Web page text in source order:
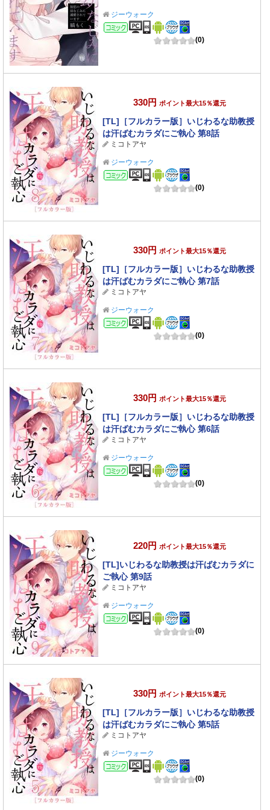
ジーウォーク
コミック
(0)
330円 ポイント最大15％還元
[TL]［フルカラー版］いじわるな助教授
は汗ばむカラダにご執心 第8話
ミコトアヤ
ジーウォーク
コミック
(0)
330円 ポイント最大15％還元
[TL]［フルカラー版］いじわるな助教授
は汗ばむカラダにご執心 第7話
ミコトアヤ
ジーウォーク
コミック
(0)
330円 ポイント最大15％還元
[TL]［フルカラー版］いじわるな助教授
は汗ばむカラダにご執心 第6話
ミコトアヤ
ジーウォーク
コミック
(0)
220円 ポイント最大15％還元
[TL]いじわるな助教授は汗ばむカラダに
ご執心 第9話
ミコトアヤ
ジーウォーク
コミック
(0)
330円 ポイント最大15％還元
[TL]［フルカラー版］いじわるな助教授
は汗ばむカラダにご執心 第5話
ミコトアヤ
ジーウォーク
コミック
(0)